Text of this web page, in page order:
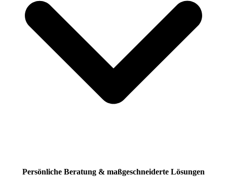
Persönliche Beratung & maßgeschneiderte Lösungen